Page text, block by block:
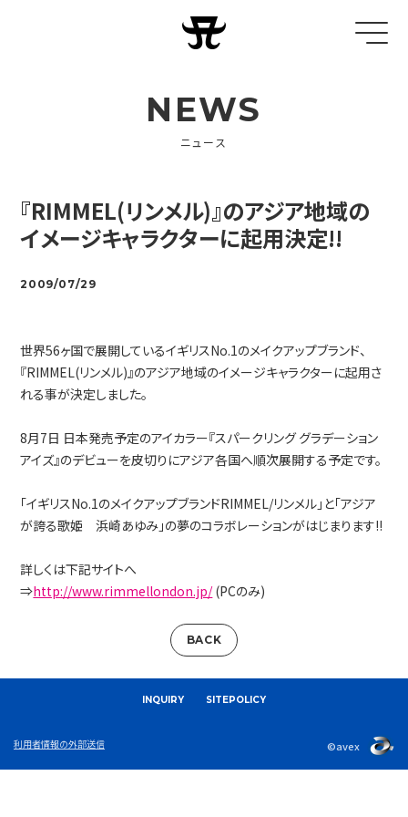
NEWS
ニュース
『RIMMEL(リンメル)』のアジア地域の
イメージキャラクターに起用決定!!
2009/07/29
世界56ヶ国で展開しているイギリスNo.1のメイクアップブランド、
『RIMMEL(リンメル)』のアジア地域のイメージキャラクターに起用さ
れる事が決定しました。
8月7日 日本発売予定のアイカラー『スパークリング グラデーション
アイズ』のデビューを皮切りにアジア各国へ順次展開する予定です。
「イギリスNo.1のメイクアップブランドRIMMEL/リンメル」と「アジア
が誇る歌姫 浜崎あゆみ」の夢のコラボレーションがはじまります!!
詳しくは下記サイトへ
⇒http://www.rimmellondon.jp/(PCのみ)
BACK
INQUIRY SITEPOLICY
利用者情報の外部送信 ©avex